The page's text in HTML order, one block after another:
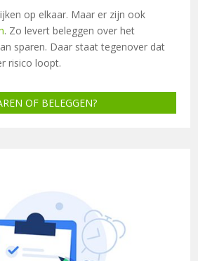
op elkaar. Maar er zijn ook
. Zo levert beleggen over het
sparen. Daar staat tegenover dat
risico loopt.
OF BELEGGEN?